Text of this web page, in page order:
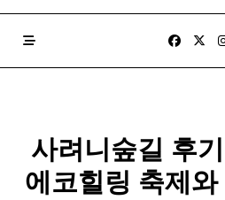
사려니숲길 후
에코힐링 축제